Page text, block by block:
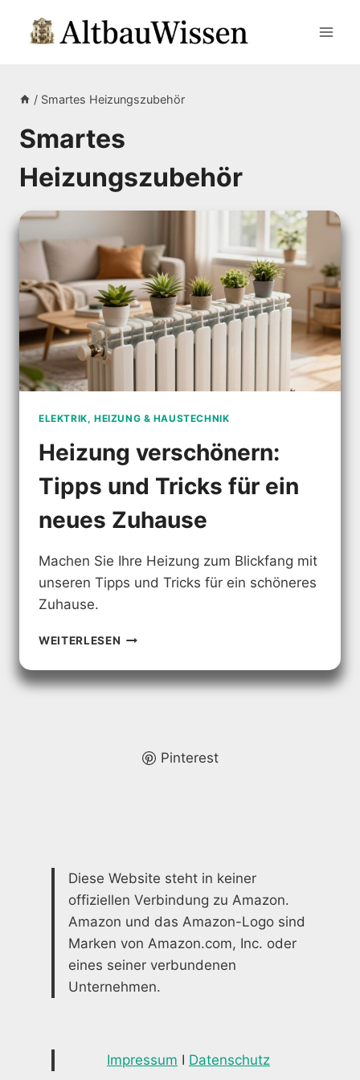
Inhalt
/ Smartes Heizungszubehör
Smartes
Heizungszubehör
ELEKTRIK, HEIZUNG & HAUSTECHNIK
Heizung verschönern:
Tipps und Tricks für ein
neues Zuhause
Machen Sie Ihre Heizung zum Blickfang mit
unseren Tipps und Tricks für ein schöneres
Zuhause.
WEITERLESEN HEIZUNG
TIPPS
UND
NEUES Pinterest
Diese Website steht in keiner
offiziellen Verbindung zu Amazon.
Amazon und das Amazon-Logo sind
Marken von Amazon.com, Inc. oder
eines seiner verbundenen
Unternehmen.
Impressum I Datenschutz